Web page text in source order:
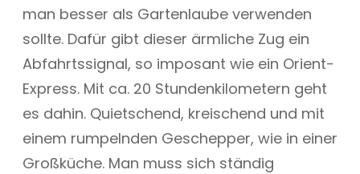
man besser als Gartenlaube verwenden
sollte. Dafür gibt dieser ärmliche Zug ein
Abfahrtssignal, so imposant wie ein Orient-
Express. Mit ca. 20 Stundenkilometern geht
es dahin. Quietschend, kreischend und mit
einem rumpelnden Geschepper, wie in einer
Großküche. Man muss sich ständig